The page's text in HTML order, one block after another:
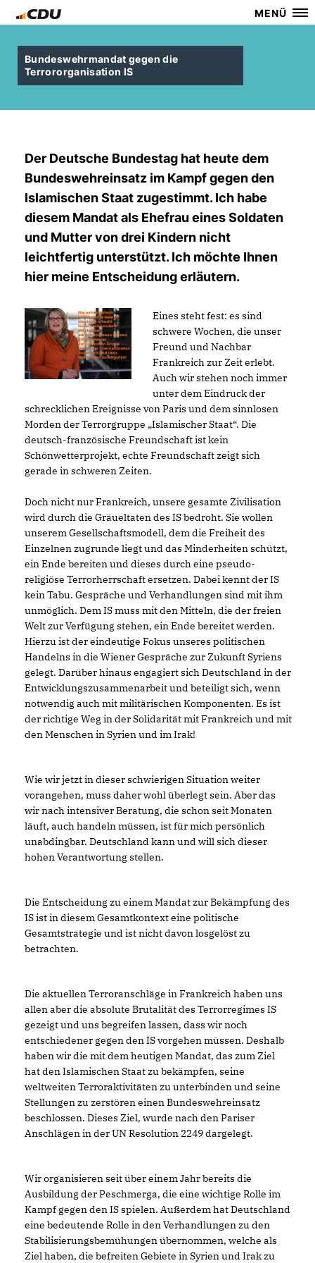
MENÜ
Bundeswehrmandat gegen die
Terrororganisation IS
Der Deutsche Bundestag hat heute dem
Bundeswehreinsatz im Kampf gegen den
Islamischen Staat zugestimmt. Ich habe
diesem Mandat als Ehefrau eines Soldaten
und Mutter von drei Kindern nicht
leichtfertig unterstützt. Ich möchte Ihnen
hier meine Entscheidung erläutern.
Eines steht fest: es sind
schwere Wochen, die unser
Freund und Nachbar
Frankreich zur Zeit erlebt.
Auch wir stehen noch immer
unter dem Eindruck der
schrecklichen Ereignisse von Paris und dem sinnlosen
Morden der Terrorgruppe „Islamischer Staat“. Die
deutsch-französische Freundschaft ist kein
Schönwetterprojekt, echte Freundschaft zeigt sich
gerade in schweren Zeiten.
Doch nicht nur Frankreich, unsere gesamte Zivilisation
wird durch die Gräueltaten des IS bedroht. Sie wollen
unserem Gesellschaftsmodell, dem die Freiheit des
Einzelnen zugrunde liegt und das Minderheiten schützt,
ein Ende bereiten und dieses durch eine pseudo-
religiöse Terrorherrschaft ersetzen. Dabei kennt der IS
kein Tabu. Gespräche und Verhandlungen sind mit ihm
unmöglich. Dem IS muss mit den Mitteln, die der freien
Welt zur Verfügung stehen, ein Ende bereitet werden.
Hierzu ist der eindeutige Fokus unseres politischen
Handelns in die Wiener Gespräche zur Zukunft Syriens
gelegt. Darüber hinaus engagiert sich Deutschland in der
Entwicklungszusammenarbeit und beteiligt sich, wenn
notwendig auch mit militärischen Komponenten. Es ist
der richtige Weg in der Solidarität mit Frankreich und mit
den Menschen in Syrien und im Irak!
Wie wir jetzt in dieser schwierigen Situation weiter
vorangehen, muss daher wohl überlegt sein. Aber das
wir nach intensiver Beratung, die schon seit Monaten
läuft, auch handeln müssen, ist für mich persönlich
unabdingbar. Deutschland kann und will sich dieser
hohen Verantwortung stellen.
Die Entscheidung zu einem Mandat zur Bekämpfung des
IS ist in diesem Gesamtkontext eine politische
Gesamtstrategie und ist nicht davon losgelöst zu
betrachten.
Die aktuellen Terroranschläge in Frankreich haben uns
allen aber die absolute Brutalität des Terrorregimes IS
gezeigt und uns begreifen lassen, dass wir noch
entschiedener gegen den IS vorgehen müssen. Deshalb
haben wir die mit dem heutigen Mandat, das zum Ziel
hat den Islamischen Staat zu bekämpfen, seine
weltweiten Terroraktivitäten zu unterbinden und seine
Stellungen zu zerstören einen Bundeswehreinsatz
beschlossen. Dieses Ziel, wurde nach den Pariser
Anschlägen in der UN Resolution 2249 dargelegt.
Wir organisieren seit über einem Jahr bereits die
Ausbildung der Peschmerga, die eine wichtige Rolle im
Kampf gegen den IS spielen. Außerdem hat Deutschland
eine bedeutende Rolle in den Verhandlungen zu den
Stabilisierungsbemühungen übernommen, welche als
Ziel haben, die befreiten Gebiete in Syrien und Irak zu